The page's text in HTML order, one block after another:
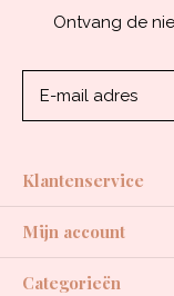
Ontvang de
Klantenservice
Mijn account
Categorieën